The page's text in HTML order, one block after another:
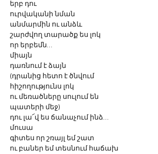
երբ դու
ուրվականի նման
անմարմին ու անձև
շարժվող տարածք ես լոկ
որ երբեմն…
միայն
դառնում է ձայն
(դրանից հետո է ծնվում
հիշողությունս լոկ
ու մեռածները սուլում են
պատերի մեջ)
դու լա՜վ ես ճանաչում ինձ…
մուսա
գիտես որ շռայլ եմ շատ
ու բաներ եմ տեսնում հաճախ